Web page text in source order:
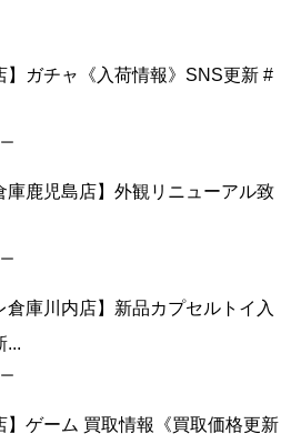
】ガチャ《入荷情報》SNS更新 #
庫鹿児島店】外観リニューアル致
倉庫川内店】新品カプセルトイ入
...
】ゲーム 買取情報《買取価格更新